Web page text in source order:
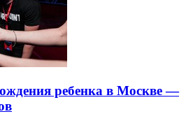
ребенка в Москве —